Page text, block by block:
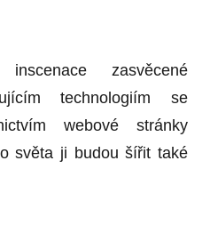
zasvěcené
technologiím se
webové stránky
světa ji budou šířit také